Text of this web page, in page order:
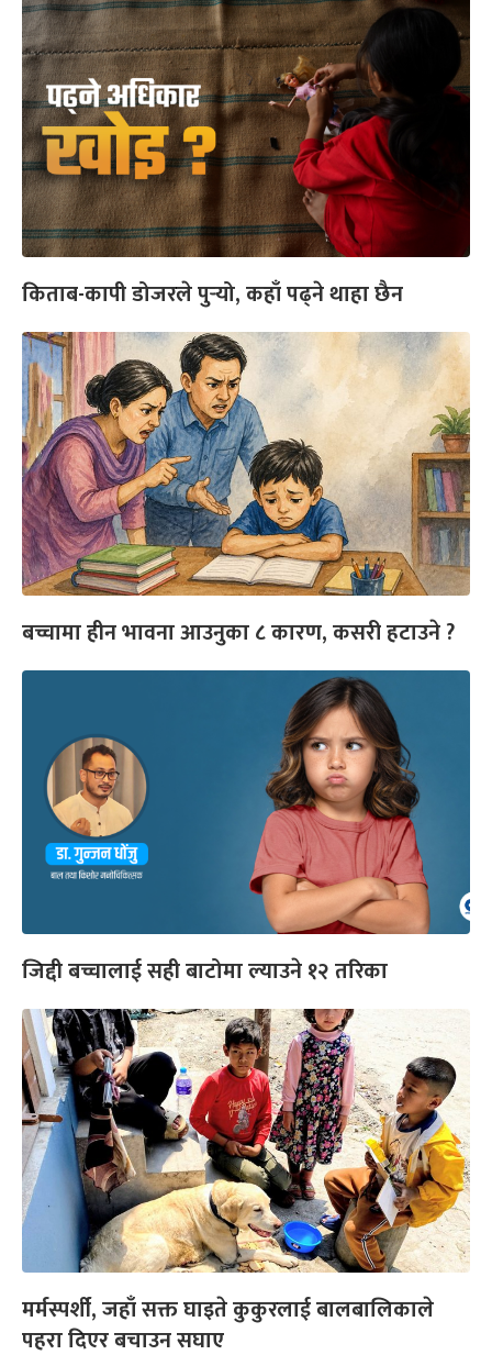
किताब-कापी डोजरले पुर्‍यो, कहाँ पढ्ने थाहा छैन
बच्चामा हीन भावना आउनुका ८ कारण, कसरी हटाउने ?
जिद्दी बच्चालाई सही बाटोमा ल्याउने १२ तरिका
मर्मस्पर्शी, जहाँ सक्त घाइते कुकुरलाई बालबालिकाले
पहरा दिएर बचाउन सघाए